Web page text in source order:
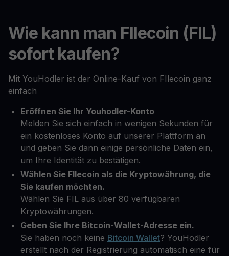
Wie kann man FIlecoin (FIL)
sofort kaufen?
Mit YouHodler ist der Online-Kauf von FIlecoin ganz
einfach
Eröffnen Sie Ihr Youhodler-Konto
Melden Sie sich einfach in wenigen Sekunden für
ein kostenloses Konto auf unserer Plattform an
und geben Sie dann einige persönliche Daten ein,
um Ihre Identität zu bestätigen.
Wählen Sie FIlecoin als die Kryptowährung, die
Sie kaufen möchten.
Wählen Sie FIL aus über 80 verfügbaren
Kryptowährungen.
Geben Sie Ihre Bitcoin-Wallet-Adresse ein.
Sie haben noch keine Bitcoin Wallet? YouHodler
erstellt nach der Registrierung automatisch eine für